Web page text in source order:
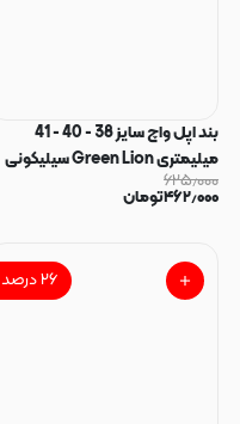
بند اپل واچ سایز 38 - 40 - 41
میلیمتری Green Lion سیلیکونی
۶۲۵٫۰۰۰
۴۶۲٫۰۰۰تومان
۲۶درصد